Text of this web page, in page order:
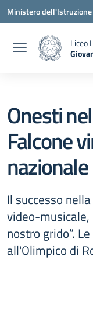
Vai ai contenuti
Vai al menu di
Vai al footer
Ministero
Liceo
Onesti
Falcone
nazionale
Il successo
video-
nostro grido”.
all'Olimpico di